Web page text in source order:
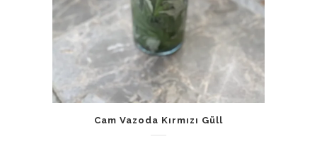
Cam Vazoda Kırmızı Güll